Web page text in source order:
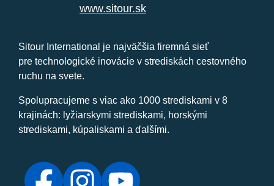
www.sitour.sk
Sitour International je najväčšia firemná sieť
pre technologické inovácie v strediskách cestovného
ruchu na svete.
Spolupracujeme s viac ako 1000 strediskami v 8
krajinách: lyžiarskymi strediskami, horskými
strediskami, kúpaliskami a ďalšími.